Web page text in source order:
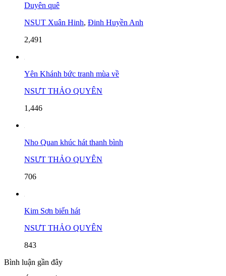
Duyên quê
NSUT Xuân Hinh, Đinh Huyền Anh
2,491
Yên Khánh bức tranh mùa về
NSƯT THẢO QUYÊN
1,446
Nho Quan khúc hát thanh bình
NSƯT THẢO QUYÊN
706
Kim Sơn biển hát
NSƯT THẢO QUYÊN
843
Bình luận gần đây